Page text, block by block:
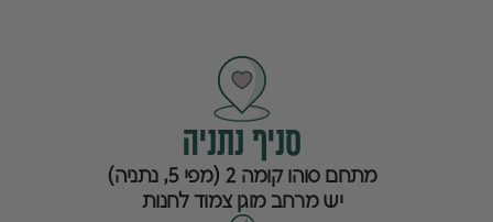
סניף נתניה
מתחם סוהו קומה 2 (מפי 5, נתניה)
יש מרחב מוגן צמוד לחנות